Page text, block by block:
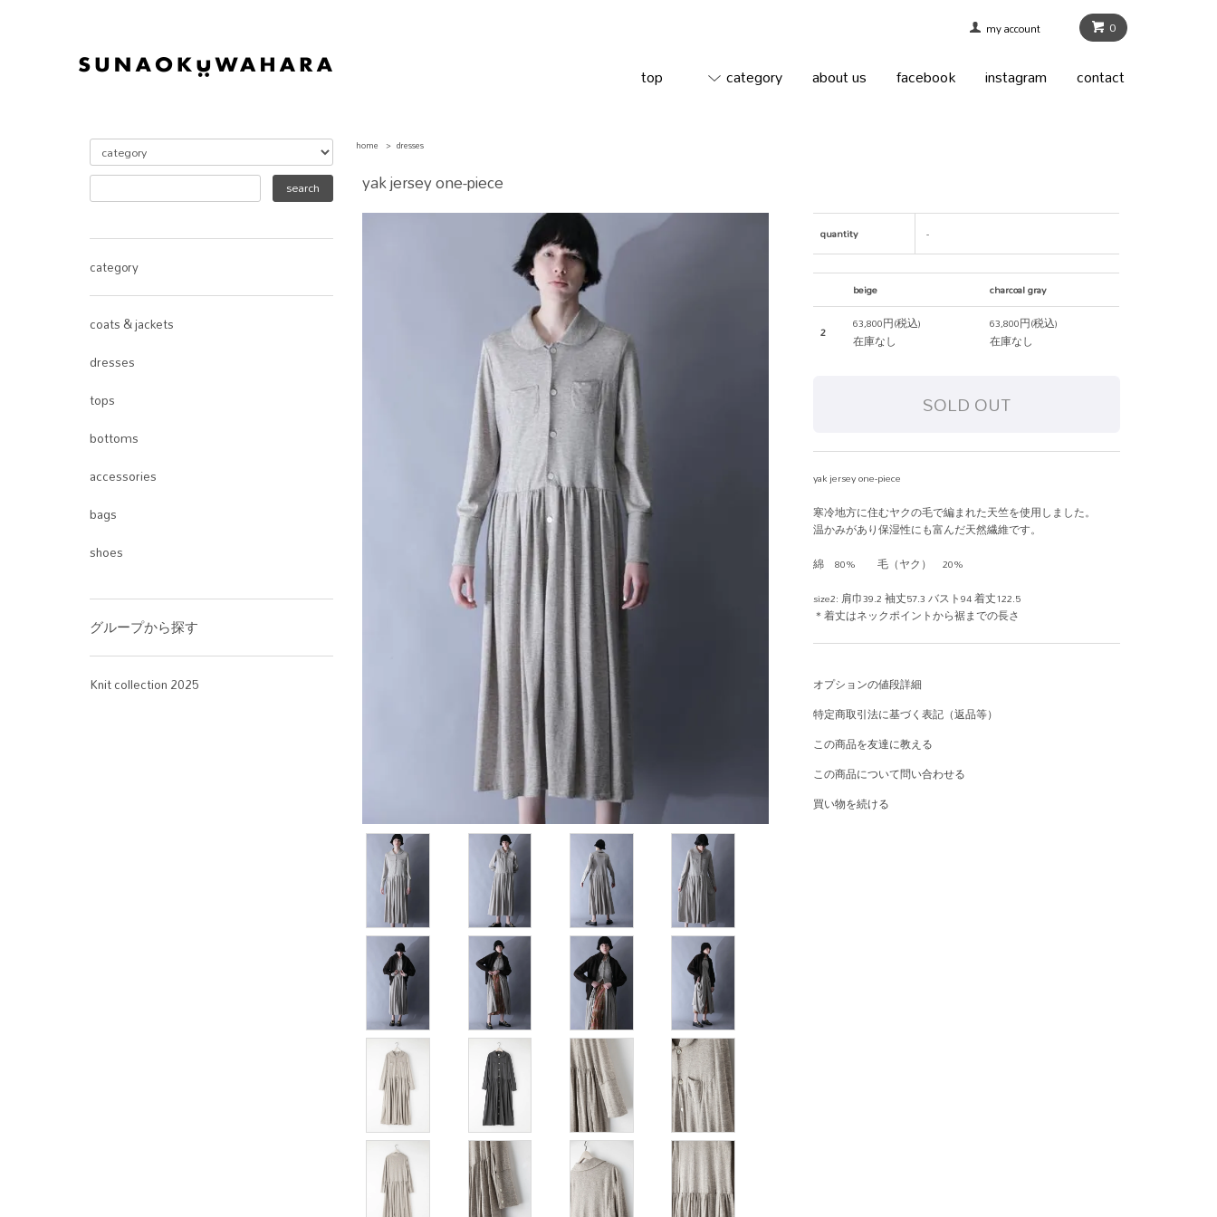
0
my account
top category about us facebook instagram contact
home > dresses
yak jersey one-piece
quantity -
beige charcoal gray
2
63,800円(税込)
在庫なし
63,800円(税込)
在庫なし
yak jersey one-piece
寒冷地方に住むヤクの毛で編まれた天竺を使用しました。
温かみがあり保湿性にも富んだ天然繊維です。
綿 80% 毛（ヤク） 20%
size2: 肩巾39.2 袖丈57.3 バスト94 着丈122.5
＊着丈はネックポイントから裾までの長さ
オプションの値段詳細
特定商取引法に基づく表記（返品等）
この商品を友達に教える
この商品について問い合わせる
買い物を続ける
category
coats & jackets
dresses
tops
bottoms
accessories
bags
shoes
グループから探す
Knit collection 2025